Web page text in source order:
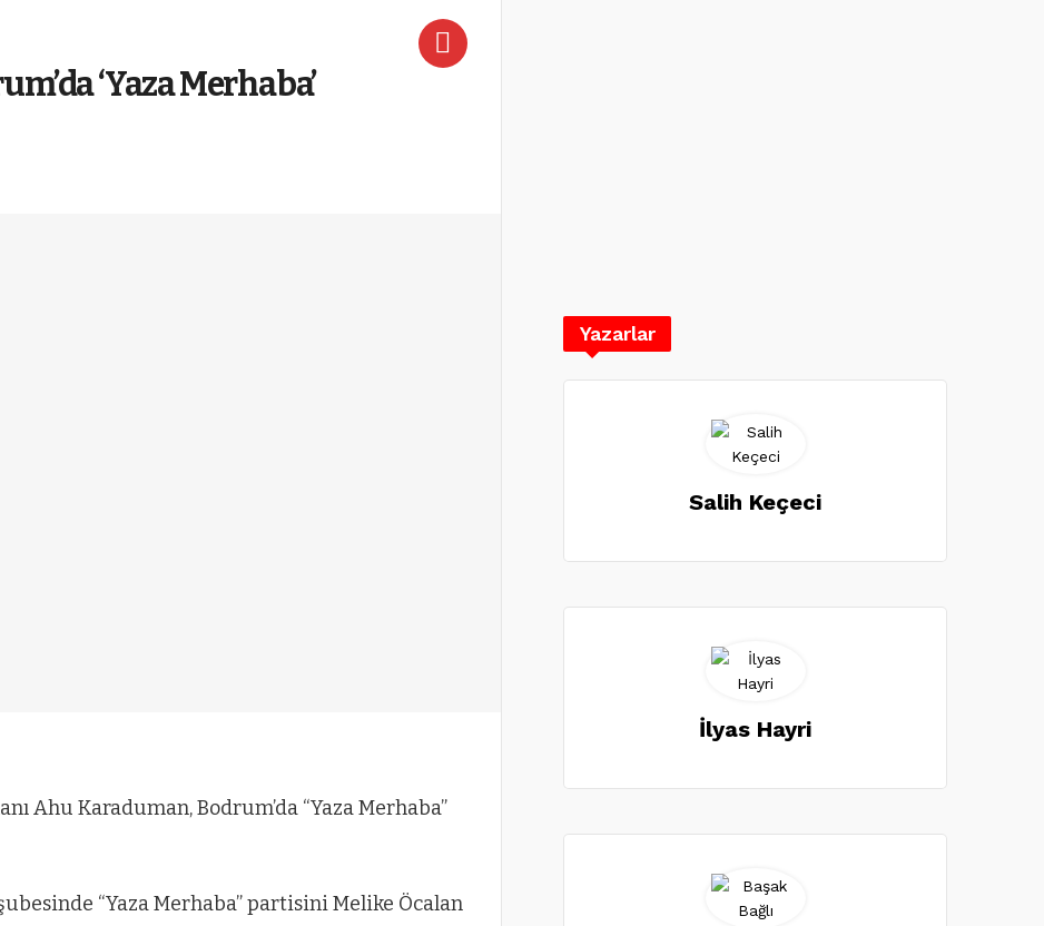
‘Yaza Merhaba’
Ahu Karaduman, Bodrum’da “Yaza Merhaba”
“Yaza Merhaba” partisini Melike Öcalan
Yazarlar
Salih Keçeci
İlyas Hayri